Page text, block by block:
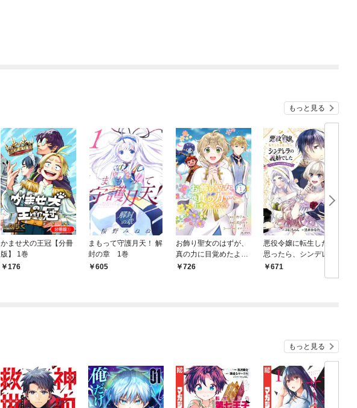
もっと見る
かませ犬の王冠【分冊
版】 1巻
176
まもって守護月天！ 解
封の章 1巻
605
お飾り聖女のはずが、
真の力に目覚めたよう
です THE COMIC 1巻
726
悪役令嬢に転生したと
思ったら、シンデレラ
の義姉でした ～シンデ
レラオタクの異世界転
671
もっと見る